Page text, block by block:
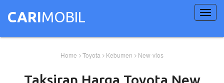
CARIMOBIL
Home Toyota Kebumen New-vios
Taksiran Harga Toyota New